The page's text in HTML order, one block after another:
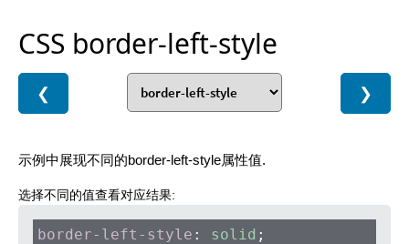
CSS border-left-style
❮ ❯
示例中展现不同的border-left-style属性值.
选择不同的值查看对应结果:
border-left-style : solid ;